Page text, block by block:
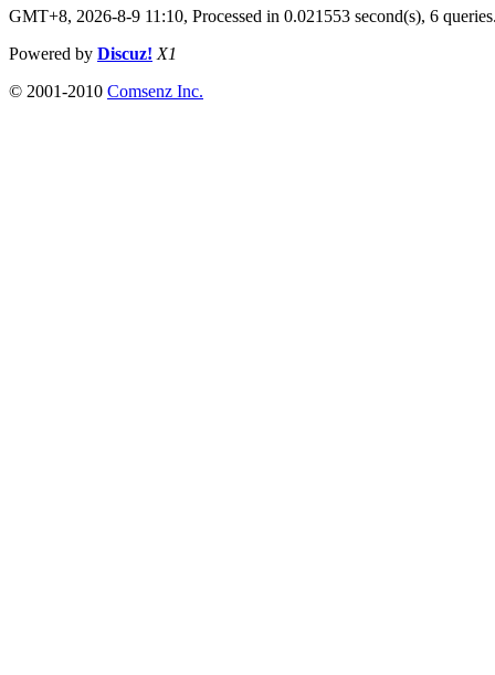
GMT+8, 2026-8-9 11:10, Processed in 0.021553 second(s), 6 queries
Powered by Discuz! X1
© 2001-2010 Comsenz Inc.